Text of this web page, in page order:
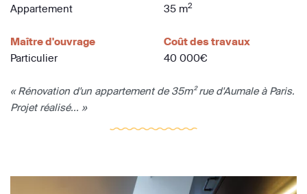
Appartement
35 m2
Maître d'ouvrage
Particulier
Coût des travaux
40 000€
« Rénovation d'un appartement de 35m² rue d'Aumale à Paris.
Projet réalisé... »